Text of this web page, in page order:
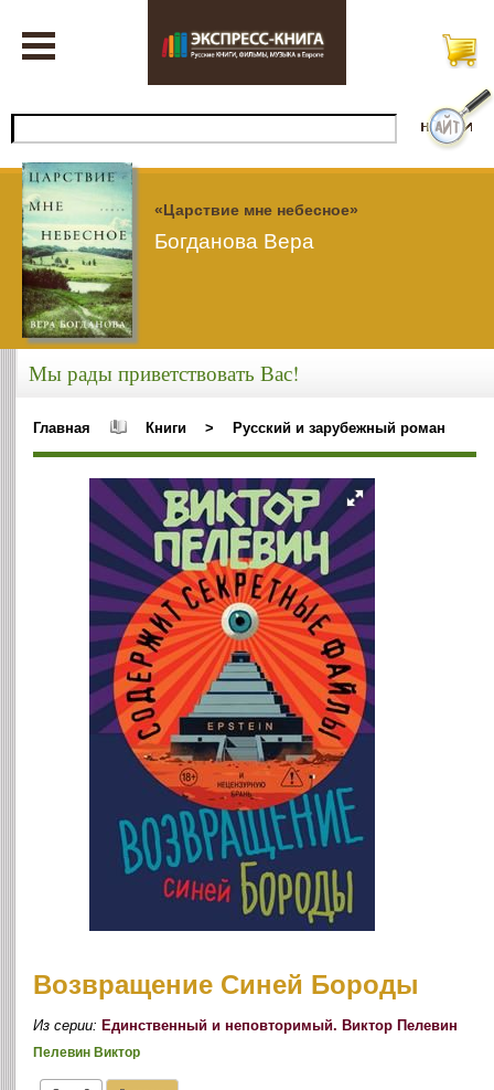
«Царствие мне небесное»
Богданова Вера
Мы рады приветствовать Вас!
Главная Книги > Русский и зарубежный роман
Возвращение Синей Бороды
Из серии:Единственный и неповторимый. Виктор Пелевин
Пелевин Виктор